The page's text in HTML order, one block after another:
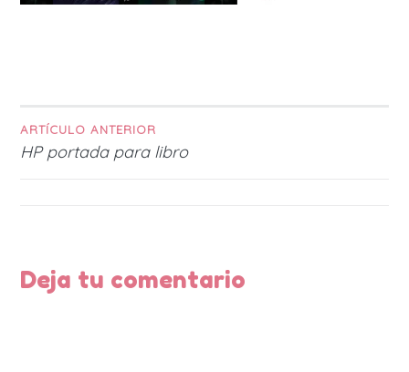
Navegación
ARTÍCULO ANTERIOR
HP portada para libro
Deja tu comentario